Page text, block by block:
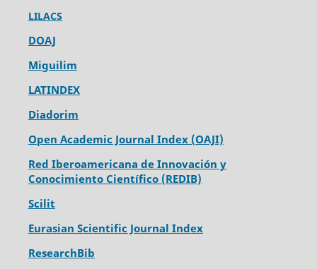
LILACS
DOAJ
Miguilim
LATINDEX
Diadorim
Open Academic Journal Index (OAJI)
Red Iberoamericana de Innovación y
Conocimiento Científico (REDIB)
Scilit
Eurasian Scientific Journal Index
ResearchBib